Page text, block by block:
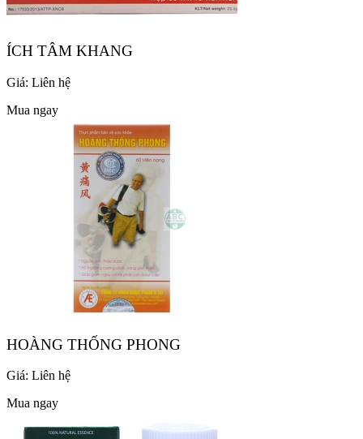
ÍCH TÂM KHANG
Giá: Liên hệ
Mua ngay
HOÀNG THỐNG PHONG
Giá: Liên hệ
Mua ngay